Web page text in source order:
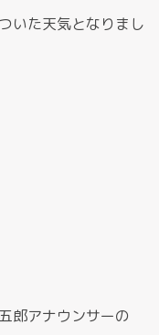
いた天気となりまし
郎アナウンサーの